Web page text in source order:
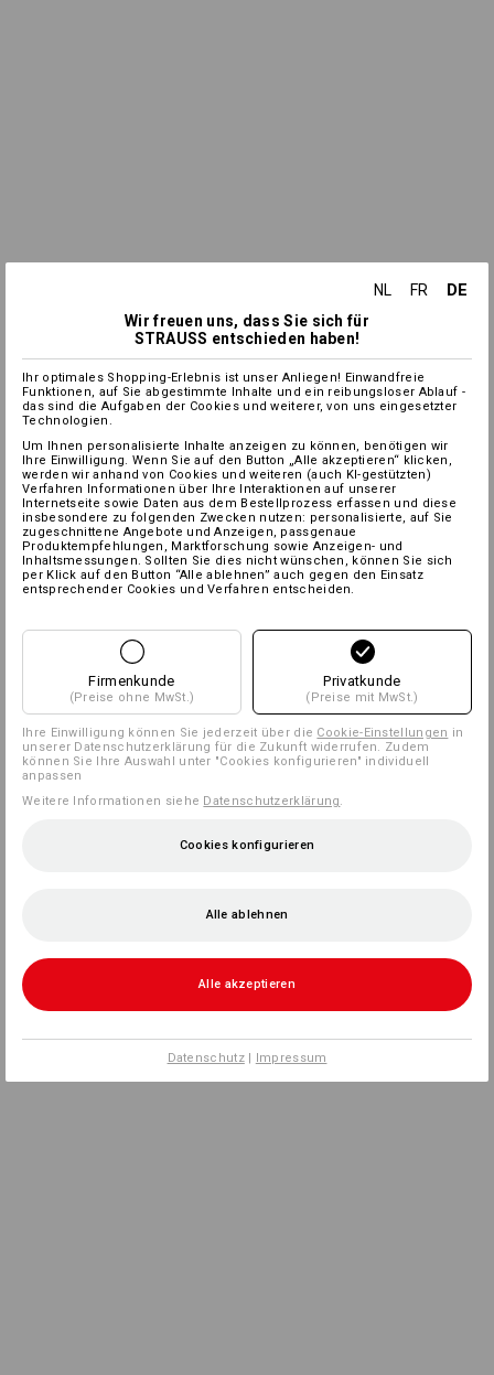
NL FR DE
Wir freuen uns, dass Sie sich für
STRAUSS entschieden haben!
Ihr optimales Shopping-Erlebnis ist unser Anliegen! Einwandfreie
Funktionen, auf Sie abgestimmte Inhalte und ein reibungsloser Ablauf -
das sind die Aufgaben der Cookies und weiterer, von uns eingesetzter
Technologien.
Um Ihnen personalisierte Inhalte anzeigen zu können, benötigen wir
Ihre Einwilligung. Wenn Sie auf den Button „Alle akzeptieren“ klicken,
werden wir anhand von Cookies und weiteren (auch KI-gestützten)
Verfahren Informationen über Ihre Interaktionen auf unserer
Internetseite sowie Daten aus dem Bestellprozess erfassen und diese
insbesondere zu folgenden Zwecken nutzen: personalisierte, auf Sie
zugeschnittene Angebote und Anzeigen, passgenaue
Produktempfehlungen, Marktforschung sowie Anzeigen- und
Inhaltsmessungen. Sollten Sie dies nicht wünschen, können Sie sich
per Klick auf den Button “Alle ablehnen” auch gegen den Einsatz
entsprechender Cookies und Verfahren entscheiden.
Firmenkunde
(Preise ohne MwSt.)
Privatkunde
(Preise mit MwSt.)
Ihre Einwilligung können Sie jederzeit über die Cookie-Einstellungen in
unserer Datenschutzerklärung für die Zukunft widerrufen. Zudem
können Sie Ihre Auswahl unter "Cookies konfigurieren" individuell
anpassen
Weitere Informationen siehe Datenschutzerklärung.
Cookies konfigurieren
Alle ablehnen
Alle akzeptieren
Datenschutz| Impressum